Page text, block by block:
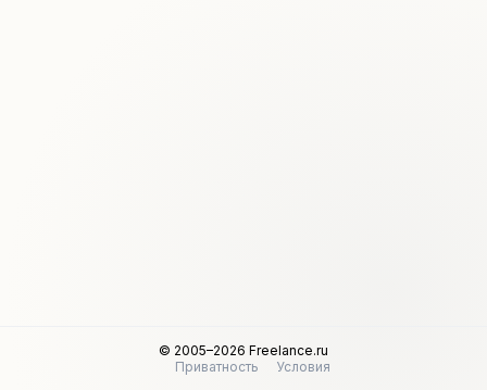
© 2005–2026 Freelance.ru
Приватность
Условия